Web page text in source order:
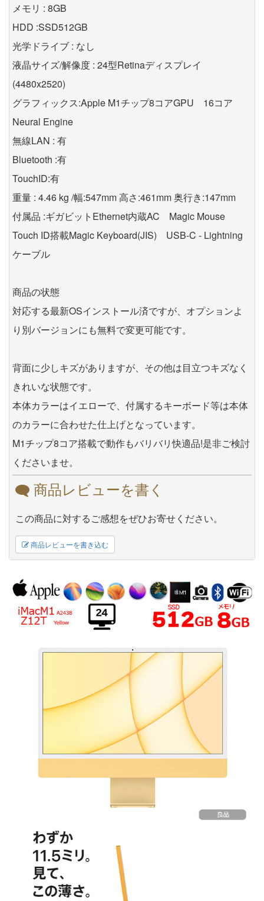
メモリ : 8GB
HDD :SSD512GB
光学ドライブ : なし
液晶サイズ/解像度 : 24型Retinaディスプレイ
(4480x2520)
グラフィックス:Apple M1チップ8コアGPU 16コア
Neural Engine
無線LAN : 有
Bluetooth :有
TouchID:有
重量 : 4.46 kg /幅:547mm 高さ:461mm 奥行き:147mm
付属品 :ギガビットEthernet内蔵AC Magic Mouse
Touch ID搭載Magic Keyboard(JIS) USB-C - Lightning
ケーブル
商品の状態
対応する最新OSインストール済ですが、オプションよ
り別バージョンにも無料で変更可能です。
背面に少しキズがありますが、その他は目立つキズなく
きれいな状態です。
本体カラーはイエローで、付属するキーボード等は本体
のカラーに合わせた仕上げとなっています。
M1チップ8コア搭載で動作もバリバリ快適品!是非ご検討
くださいませ。
商品レビューを書く
この商品に対するご感想をぜひお寄せください。
商品レビューを書き込む